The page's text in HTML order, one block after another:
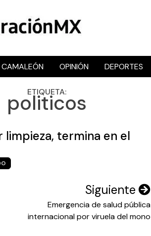
e independiente
CAMALEÓN OPINIÓN DEPORTES
ETIQUETA:
politicos
termina en el
Siguiente
Emergencia de salud pública
internacional por viruela del mono